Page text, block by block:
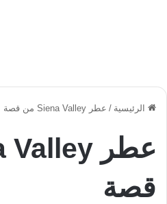
الرئيسية / عطر Siena Valley من قصة
قصة